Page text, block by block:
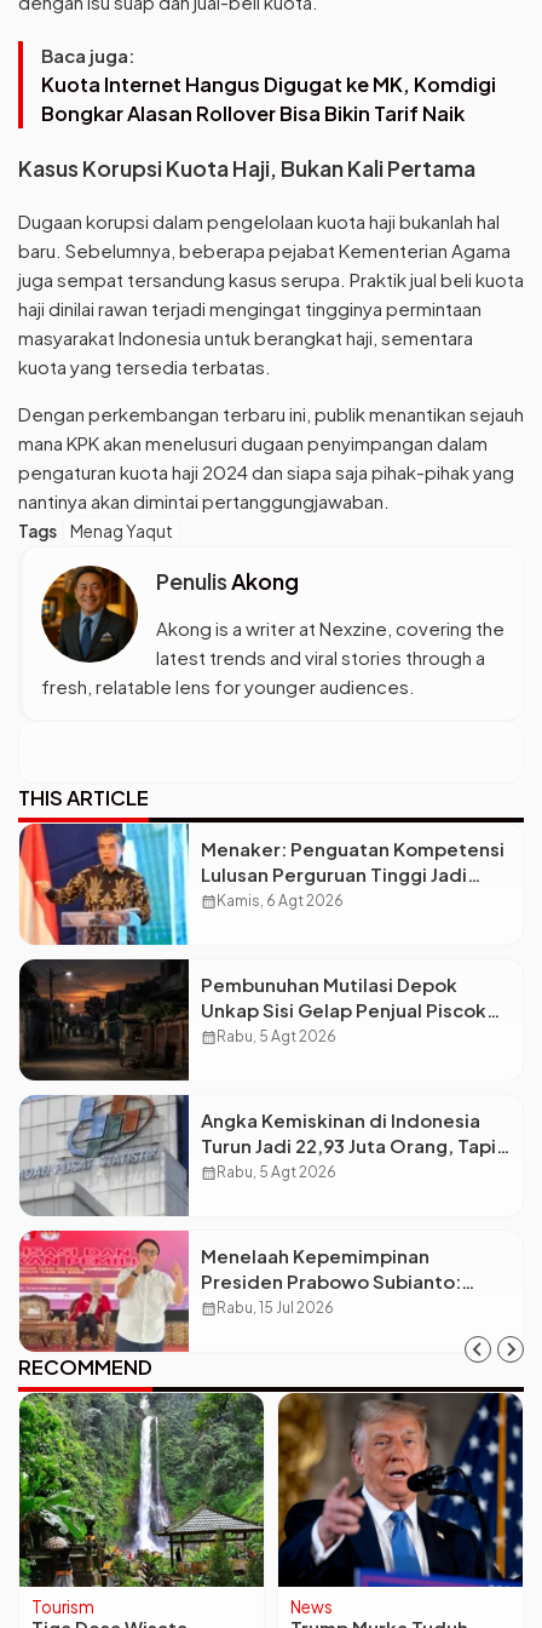
Baca juga:
Kuota Internet Hangus Digugat ke MK, Komdigi
Bongkar Alasan Rollover Bisa Bikin Tarif Naik
Kasus Korupsi Kuota Haji, Bukan Kali Pertama
Dugaan korupsi dalam pengelolaan kuota haji bukanlah hal
baru. Sebelumnya, beberapa pejabat Kementerian Agama
juga sempat tersandung kasus serupa. Praktik jual beli kuota
haji dinilai rawan terjadi mengingat tingginya permintaan
masyarakat Indonesia untuk berangkat haji, sementara
kuota yang tersedia terbatas.
Dengan perkembangan terbaru ini, publik menantikan sejauh
mana KPK akan menelusuri dugaan penyimpangan dalam
pengaturan kuota haji 2024 dan siapa saja pihak-pihak yang
nantinya akan dimintai pertanggungjawaban.
Tags Menag Yaqut
PenulisAkong
Akong is a writer at Nexzine, covering the
latest trends and viral stories through a
fresh, relatable lens for younger audiences.
THIS ARTICLE
Menaker: Penguatan Kompetensi
Lulusan Perguruan Tinggi Jadi
Kunci Menjawab Kebutuhan Dunia
calendar_month Kamis, 6 Agt 2026
Pembunuhan Mutilasi Depok
Unkap Sisi Gelap Penjual Piscok
Berdarah Dingin
calendar_month Rabu, 5 Agt 2026
Angka Kemiskinan di Indonesia
Turun Jadi 22,93 Juta Orang, Tapi
Kenapa Ketimpangan Desa dan
calendar_month Rabu, 5 Agt 2026
Menelaah Kepemimpinan
Presiden Prabowo Subianto:
Antara Visi Besar, Implementasi,
calendar_month Rabu, 15 Jul 2026
RECOMMEND
Tourism News